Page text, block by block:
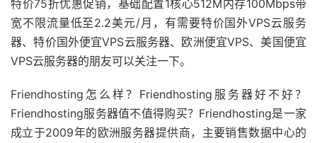
特价75折优惠促销，基础配置1核心512M内存100Mbps带
宽不限流量低至2.2美元/月，有需要特价国外VPS云服务
器、特价国外便宜VPS云服务器、欧洲便宜VPS、美国便宜
VPS云服务器的朋友可以关注一下。
Friendhosting怎么样？Friendhosting服务器好不好？
Friendhosting服务器值不值得购买？Friendhosting是一家
成立于2009年的欧洲服务器提供商，主要销售数据中心的